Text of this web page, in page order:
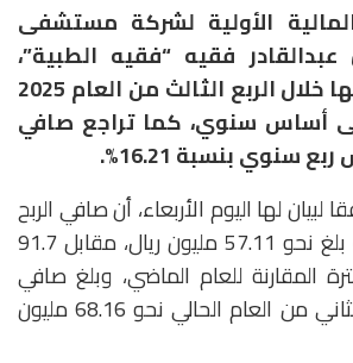
الأولية لشركة مستشفى
فقيه “فقيه الطبية”،
تراجع صافي أرباحها خلال الربع الثالث من العام 2025
37.73% على أساس سنوي، كما تراجع صافي
سنوي بنسبة 16.21%.
لها اليوم الأربعاء، أن صافي الربح
بعد الزكاة والضريبة بلغ نحو 57.11 مليون ريال، مقابل 91.7
المقارنة للعام الماضي، وبلغ صافي
أرباحها خلال الربع الثاني من العام الحالي نحو 68.16 مليون